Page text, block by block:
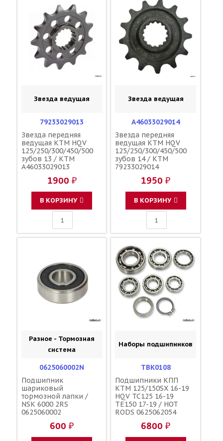
Звезда ведущая
79233029013
Звезда передняя
ведущая KTM HQV
125/250/300/450/500
зубов 13 / KTM
A46033029013
1900 ₽
В КОРЗИНУ
Звезда ведущая
A46033029014
Звезда передняя
ведущая KTM HQV
125/250/300/450/500
зубов 14 / KTM
79233029014
1950 ₽
В КОРЗИНУ
Разное - Тормозная
система
0625060002N
Подшипник
шариковый
тормозной лапки /
NSK 6000 2RS
0625060002
600 ₽
Наборы подшипников
TBK0108
Подшипники КПП
KTM 125/150SX 16-19
HQV TC125 16-19
TE150 17-19 / HOT
RODS 0625062054
0625160031
0625160031
6800 ₽